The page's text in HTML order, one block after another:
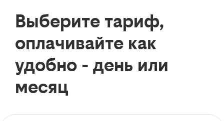
Выберите тариф,
оплачивайте как
удобно - день или
месяц